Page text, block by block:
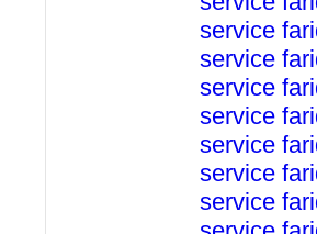
service
service
service
service
service
service
service